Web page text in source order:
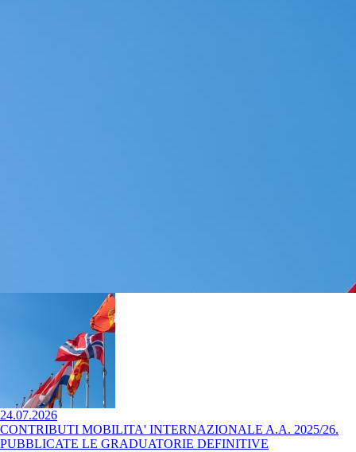
24.07.2026
CONTRIBUTI MOBILITA' INTERNAZIONALE A.A. 2025/26.
PUBBLICATE LE GRADUATORIE DEFINITIVE